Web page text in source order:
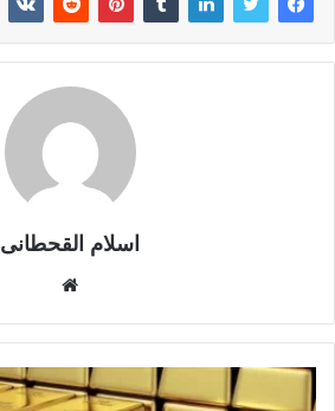
اسلام القحطانى
ق
ع
ا